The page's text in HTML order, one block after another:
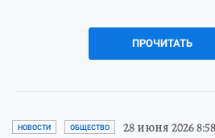
ПРОЧИТАТЬ
НОВОСТИ ОБЩЕСТВО 28 июня 2026 8:58